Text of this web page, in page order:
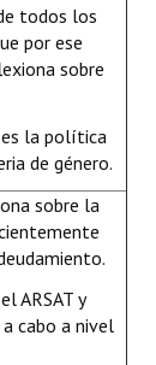
todos los
por ese
sobre
la política
de género.
sobre la
ARSAT y
cabo a nivel